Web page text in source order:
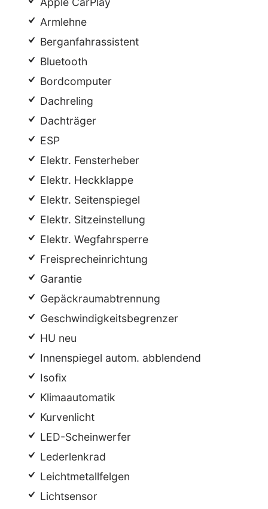
Armlehne
Berganfahrassistent
Bluetooth
Bordcomputer
Dachreling
Dachträger
ESP
Elektr. Fensterheber
Elektr. Heckklappe
Elektr. Seitenspiegel
Elektr. Sitzeinstellung
Elektr. Wegfahrsperre
Freisprecheinrichtung
Garantie
Gepäckraumabtrennung
Geschwindigkeitsbegrenzer
HU neu
Innenspiegel autom. abblendend
Isofix
Klimaautomatik
Kurvenlicht
LED-Scheinwerfer
Lederlenkrad
Leichtmetallfelgen
Lichtsensor